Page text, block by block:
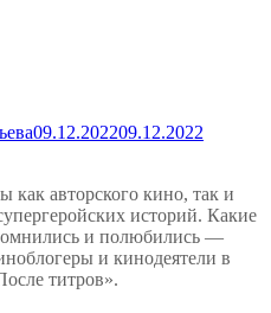
09.12.202209.12.2022
как авторского кино, так и
историй. Какие
и полюбились —
и кинодеятели в
титров».